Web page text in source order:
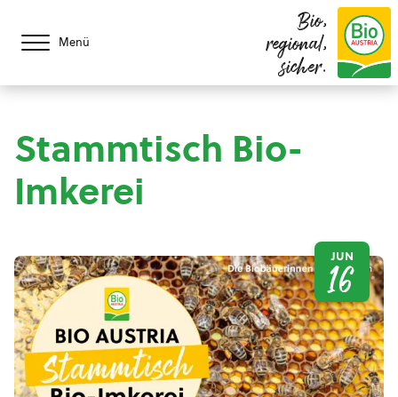
Menü
Bio,
regional,
sicher.
Stammtisch Bio-
Imkerei
JUN
16